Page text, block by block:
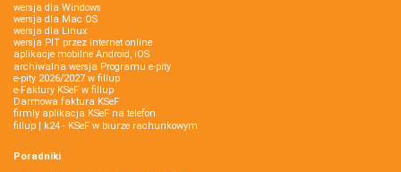
wersja dla Windows
wersja dla Mac OS
wersja dla Linux
wersja PIT przez internet online
aplikacje mobilne Android, iOS
archiwalna wersja Programu e-pity
e-pity 2026/2027 w fillup
e‑Faktury KSeF w fillup
Darmowa faktura KSeF
firmly aplikacja KSeF na telefon
fillup | k24 - KSeF w biurze rachunkowym
Poradniki